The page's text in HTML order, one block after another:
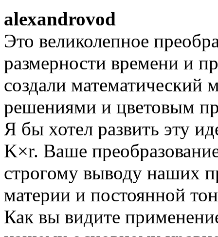
alexandrovod
Это великолепное
размерности времени и
создали
решениями и цветовым
Я бы хотел развить эту
K×r. Ваше
строгому выводу наших
материи и постоянной
Как вы видите